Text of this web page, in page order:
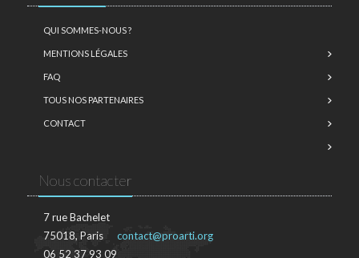
QUI SOMMES-NOUS ?
MENTIONS LÉGALES
FAQ
TOUS NOS PARTENAIRES
CONTACT
Nous contacter
7 rue Bachelet
75018, Paris
06 52 37 93 09
contact@proarti.org